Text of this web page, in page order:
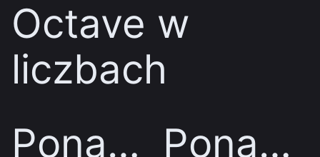
Octave w
liczbach
Ponad 0%
Ponad 60% Ponad 0 mld
Ponad 1 mld